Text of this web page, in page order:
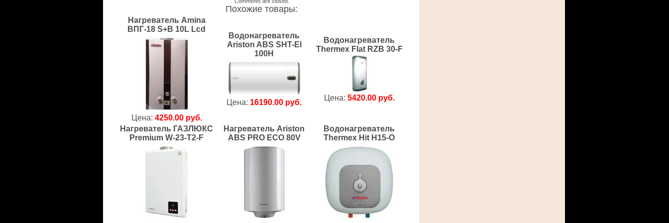
Похожие товары:
Нагреватель Amina
ВПГ-18 S+B 10L Lcd
Цена: 4250.00 руб.
Водонагреватель
Ariston ABS SHT-El
100H
Цена: 16190.00 руб.
Водонагреватель
Thermex Flat RZB 30-F
Цена: 5420.00 руб.
Нагреватель ГАЗЛЮКС
Premium W-23-T2-F
Нагреватель Ariston
ABS PRO ECO 80V
Водонагреватель
Thermex Hit H15-O